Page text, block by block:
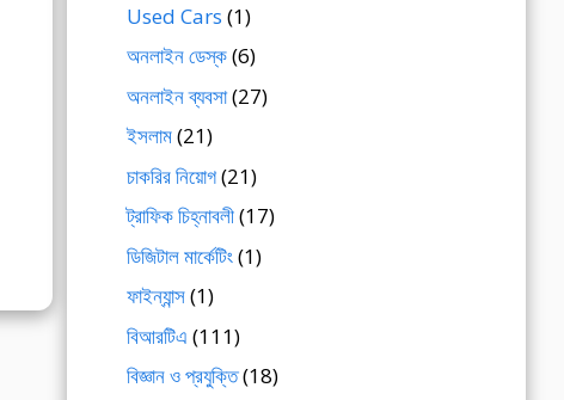
Used Cars (1)
অনলাইন ডেস্ক(6)
অনলাইন ব্যবসা(27)
ইসলাম(21)
চাকরির নিয়োগ(21)
ট্রাফিক চিহ্নাবলী(17)
ডিজিটাল মার্কেটিং(1)
ফাইন্যান্স(1)
বিআরটিএ (111)
বিজ্ঞান ও প্রযুক্তি(18)